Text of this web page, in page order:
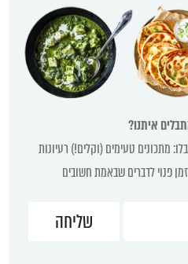
איתנו?
מתכונים טעימים (וקלים!) רעיונות
פנוי לדברים שבאמת חשובים